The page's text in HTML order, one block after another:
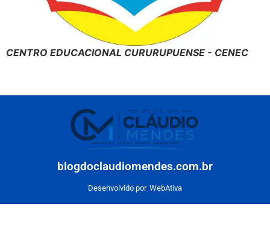
CENTRO EDUCACIONAL CURURUPUENSE - CENEC
blogdoclaudiomendes.com.br
Desenvolvido por WebAtiva